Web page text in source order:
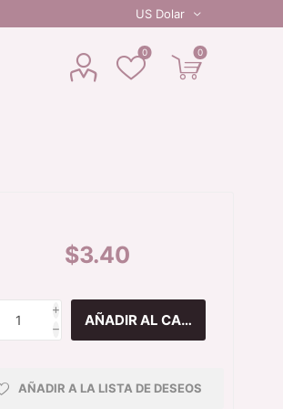
0 0
LO NUEVO
LABIOS
$3.40
i
h
AÑADIR A LA LISTA DE DESEOS